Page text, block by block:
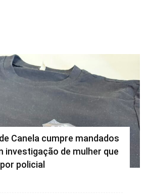
Canela cumpre mandados
investigação de mulher que
policial